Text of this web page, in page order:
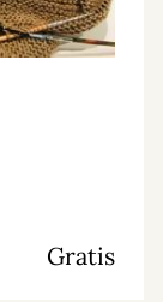
Gratis